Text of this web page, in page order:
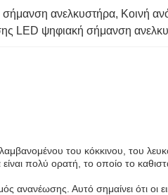
ανελκυστήρα, Κοινή
LED ψηφιακή σήμανση
του κόκκινου, του
είναι πολύ ορατή, το οποίο το
Αυτό σημαίνει ότι οι